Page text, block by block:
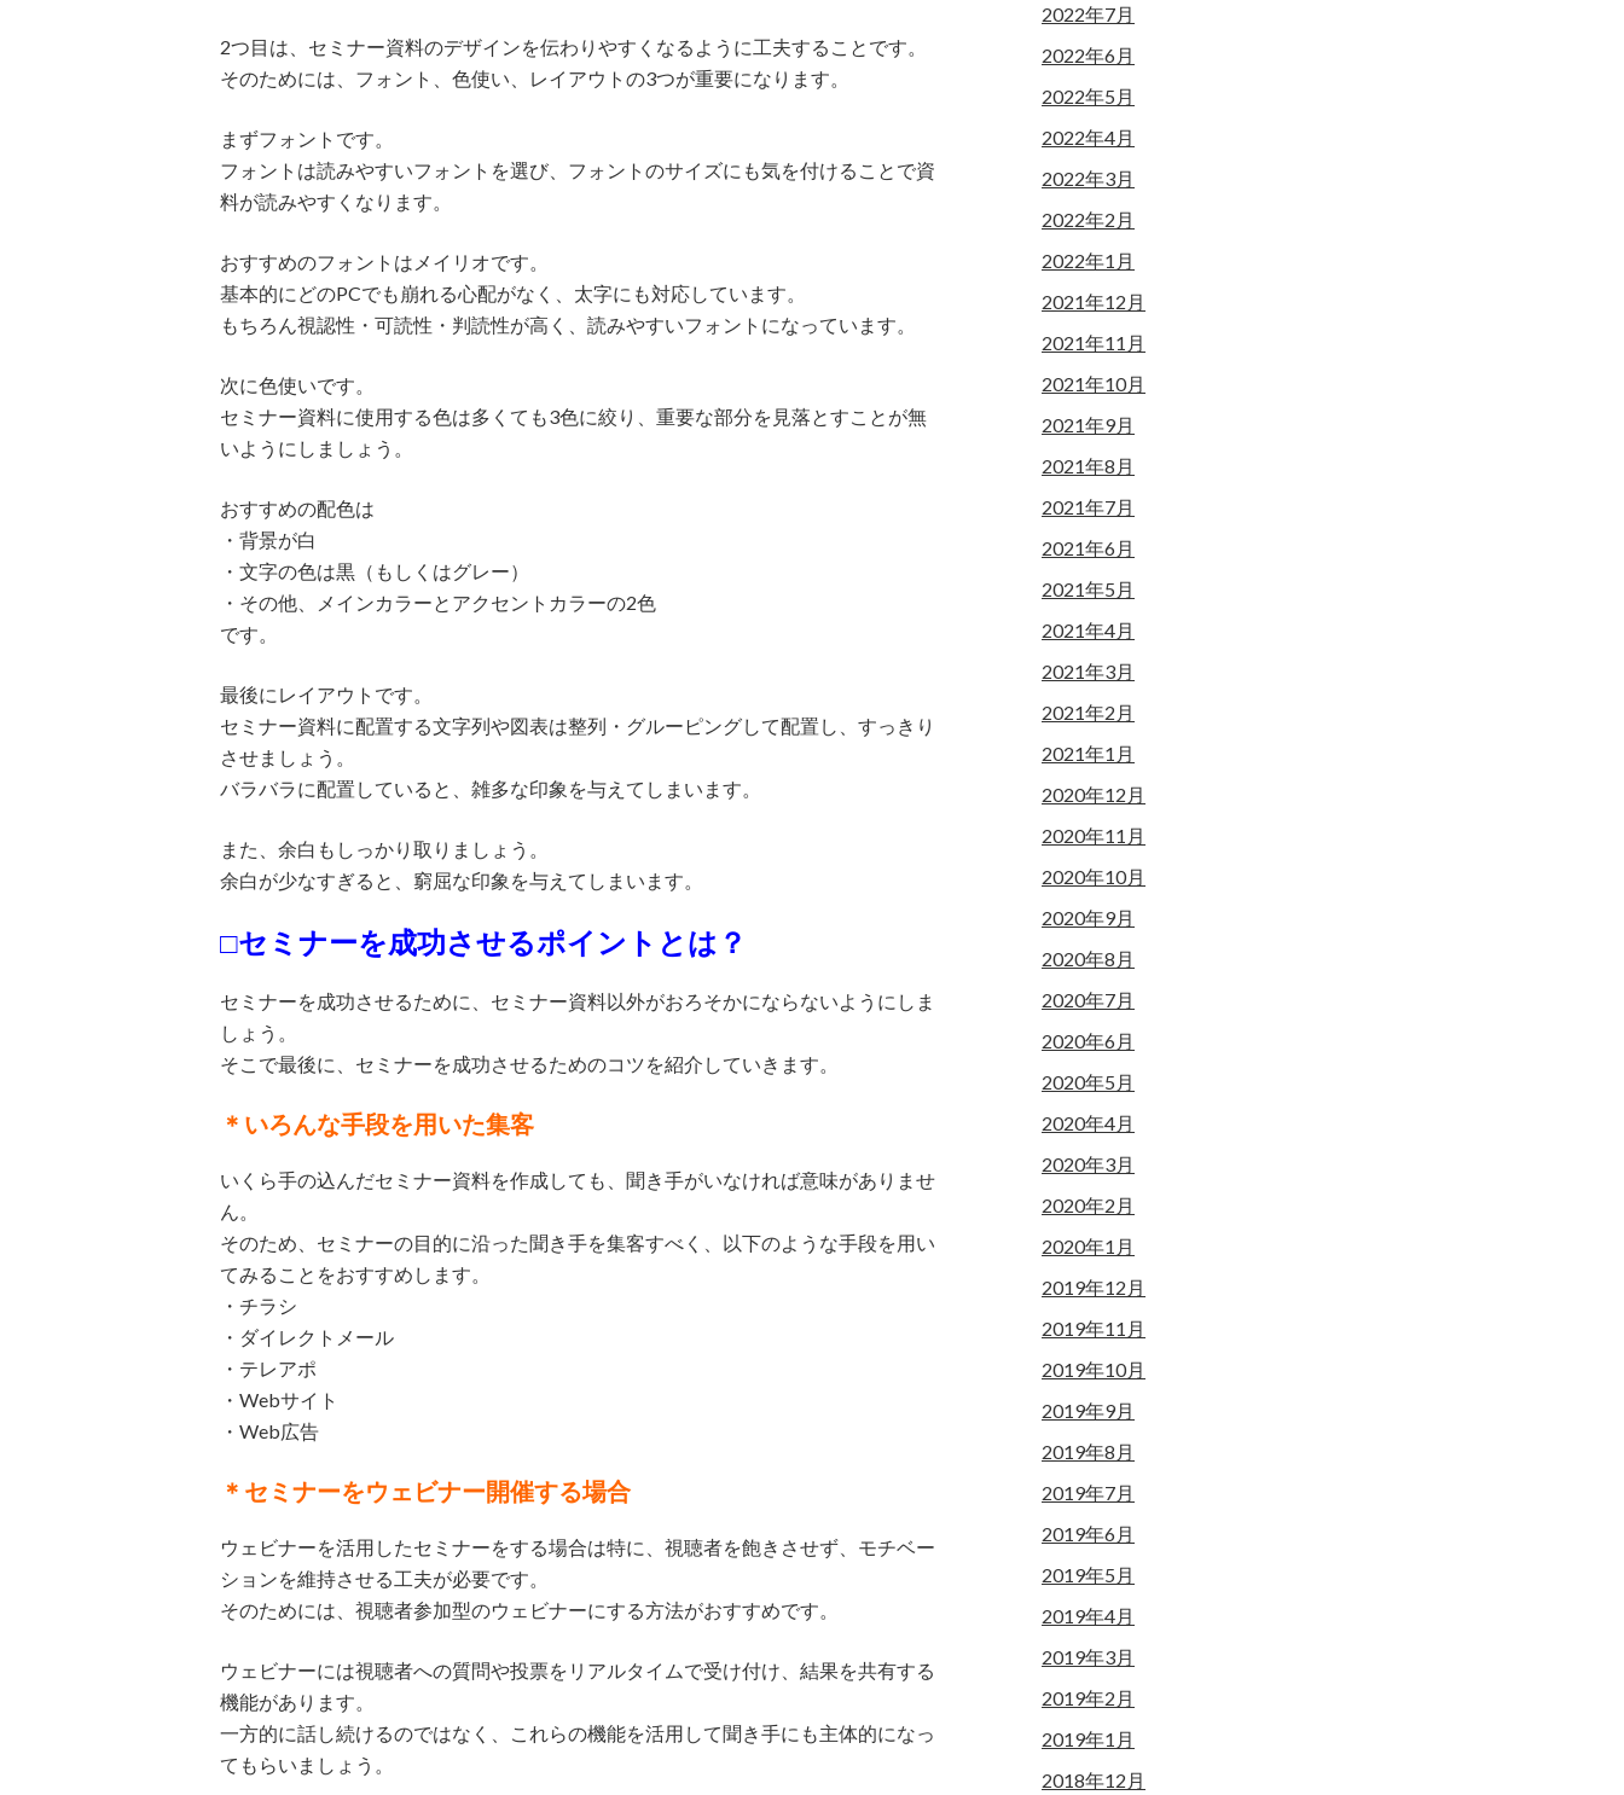
2つ目は、セミナー資料のデザインを伝わりやすくなるように工夫することです。
そのためには、フォント、色使い、レイアウトの3つが重要になります。
まずフォントです。
フォントは読みやすいフォントを選び、フォントのサイズにも気を付けることで資
料が読みやすくなります。
おすすめのフォントはメイリオです。
基本的にどのPCでも崩れる心配がなく、太字にも対応しています。
もちろん視認性・可読性・判読性が高く、読みやすいフォントになっています。
次に色使いです。
セミナー資料に使用する色は多くても3色に絞り、重要な部分を見落とすことが無
いようにしましょう。
おすすめの配色は
・背景が白
・文字の色は黒（もしくはグレー）
・その他、メインカラーとアクセントカラーの2色
です。
最後にレイアウトです。
セミナー資料に配置する文字列や図表は整列・グルーピングして配置し、すっきり
させましょう。
バラバラに配置していると、雑多な印象を与えてしまいます。
また、余白もしっかり取りましょう。
余白が少なすぎると、窮屈な印象を与えてしまいます。
□セミナーを成功させるポイントとは？
セミナーを成功させるために、セミナー資料以外がおろそかにならないようにしま
しょう。
そこで最後に、セミナーを成功させるためのコツを紹介していきます。
＊いろんな手段を用いた集客
いくら手の込んだセミナー資料を作成しても、聞き手がいなければ意味がありませ
ん。
そのため、セミナーの目的に沿った聞き手を集客すべく、以下のような手段を用い
てみることをおすすめします。
・チラシ
・ダイレクトメール
・テレアポ
・Webサイト
・Web広告
＊セミナーをウェビナー開催する場合
ウェビナーを活用したセミナーをする場合は特に、視聴者を飽きさせず、モチベー
ションを維持させる工夫が必要です。
そのためには、視聴者参加型のウェビナーにする方法がおすすめです。
ウェビナーには視聴者への質問や投票をリアルタイムで受け付け、結果を共有する
機能があります。
一方的に話し続けるのではなく、これらの機能を活用して聞き手にも主体的になっ
てもらいましょう。
2022年7月
2022年6月
2022年5月
2022年4月
2022年3月
2022年2月
2022年1月
2021年12月
2021年11月
2021年10月
2021年9月
2021年8月
2021年7月
2021年6月
2021年5月
2021年4月
2021年3月
2021年2月
2021年1月
2020年12月
2020年11月
2020年10月
2020年9月
2020年8月
2020年7月
2020年6月
2020年5月
2020年4月
2020年3月
2020年2月
2020年1月
2019年12月
2019年11月
2019年10月
2019年9月
2019年8月
2019年7月
2019年6月
2019年5月
2019年4月
2019年3月
2019年2月
2019年1月
2018年12月